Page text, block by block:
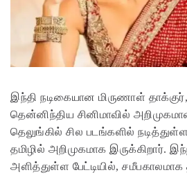
இந்தி நடிகையான மிருணாள் தாக்குர்,
தென்னிந்திய சினிமாவில்
தெலுங்கில் சில படங்களில்
தமிழில் அறிமுகமாக இருக்கிறார்.
அளித்துள்ள பேட்டியில்,